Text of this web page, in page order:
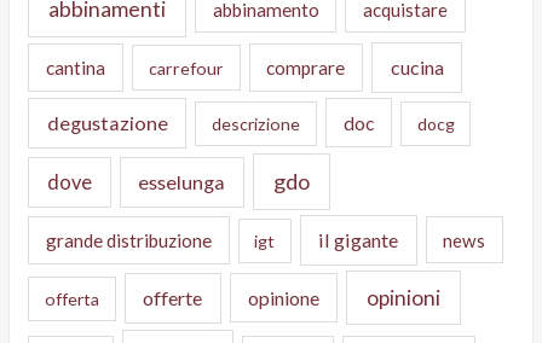
abbinamenti abbinamento acquistare
cantina carrefour comprare cucina
degustazione descrizione doc docg
dove esselunga gdo
grande distribuzione igt il gigante news
offerta offerte opinione opinioni